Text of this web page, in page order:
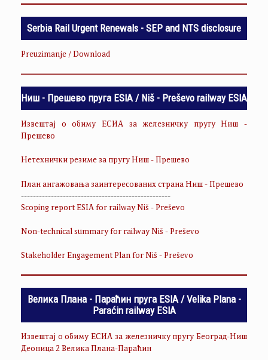
Serbia Rail Urgent Renewals - SEP and NTS disclosure
Preuzimanje / Download
Ниш - Прешево пруга ESIA / Niš - Preševo railway ESIA
Извештај о обиму ЕСИА за железничку пругу Ниш -
Прешево
Нетехнички резиме за пругу Ниш - Прешево
План ангажовања заинтересованих страна Ниш - Прешево
--------------------------------------------------
Scoping report ESIA for railway Niš - Preševo
Non-technical summary for railway Niš - Preševo
Stakeholder Engagement Plan for Niš - Preševo
Велика Плана - Параћин пруга ESIA / Velika Plana -
Paraćin railway ESIA
Извештај о обиму ЕСИА за железничку пругу Београд-Ниш
Деоница 2 Велика Плана-Параћин